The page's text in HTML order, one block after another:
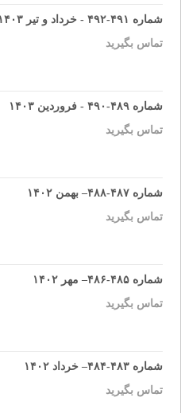
شماره ۴۹۱-۴۹۲ - خرداد و تیر ۱۴۰۳
تماس بگیرید
شماره ۴۸۹-۴۹۰ - فروردین ۱۴۰۳
تماس بگیرید
شماره ۴۸۷-۴۸۸– بهمن ۱۴۰۲
تماس بگیرید
شماره ۴۸۵-۴۸۶– مهر ۱۴۰۲
تماس بگیرید
شماره ۴۸۳-۴۸۴– خرداد ۱۴۰۲
تماس بگیرید